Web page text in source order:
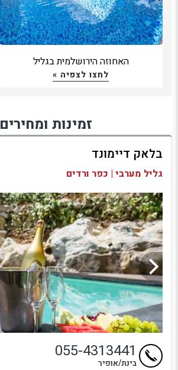
האחוזה הירושלמית בגליל
לחצו לצפיה »
זמינות ומחירים
בלאק דיימונד
גליל מערבי | כפר ורדים
055-4313441
בינת/אופיר